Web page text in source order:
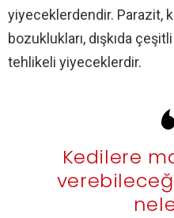
yiyeceklerdendir. Parazit,
bozuklukları, dışkıda
tehlikeli yiyeceklerdir.
Kedilere